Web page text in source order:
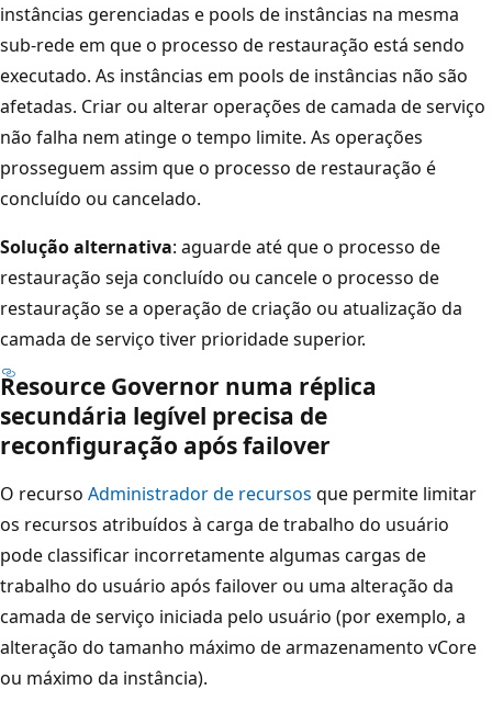
instâncias gerenciadas e pools de instâncias na mesma
sub-rede em que o processo de restauração está sendo
executado. As instâncias em pools de instâncias não são
afetadas. Criar ou alterar operações de camada de serviço
não falha nem atinge o tempo limite. As operações
prosseguem assim que o processo de restauração é
concluído ou cancelado.
Solução alternativa: aguarde até que o processo de
restauração seja concluído ou cancele o processo de
restauração se a operação de criação ou atualização da
camada de serviço tiver prioridade superior.
Resource Governor numa réplica
secundária legível precisa de
reconfiguração após failover
O recurso Administrador de recursos que permite limitar
os recursos atribuídos à carga de trabalho do usuário
pode classificar incorretamente algumas cargas de
trabalho do usuário após failover ou uma alteração da
camada de serviço iniciada pelo usuário (por exemplo, a
alteração do tamanho máximo de armazenamento vCore
ou máximo da instância).